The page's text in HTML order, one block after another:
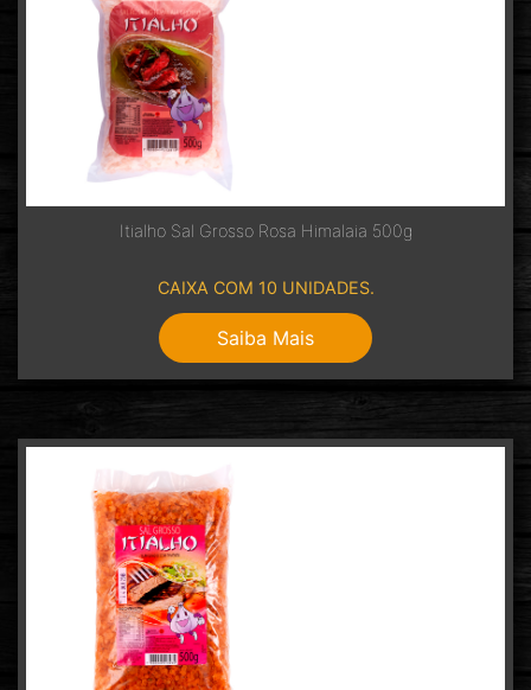
Itialho Sal Grosso Rosa Himalaia 500g
CAIXA COM 10 UNIDADES.
Saiba Mais